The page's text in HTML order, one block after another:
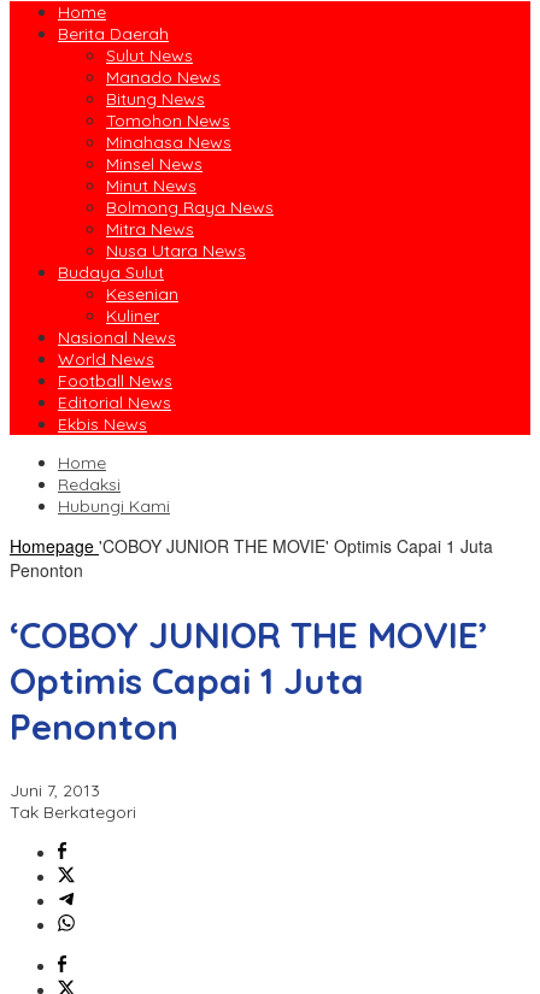
Home
Berita Daerah
Sulut News
Manado News
Bitung News
Tomohon News
Minahasa News
Minsel News
Minut News
Bolmong Raya News
Mitra News
Nusa Utara News
Budaya Sulut
Kesenian
Kuliner
Nasional News
World News
Football News
Editorial News
Ekbis News
Home
Redaksi
Hubungi Kami
Homepage 'COBOY JUNIOR THE MOVIE' Optimis Capai 1 Juta
Penonton
‘COBOY JUNIOR THE MOVIE’
Optimis Capai 1 Juta
Penonton
Juni 7, 2013
Tak Berkategori